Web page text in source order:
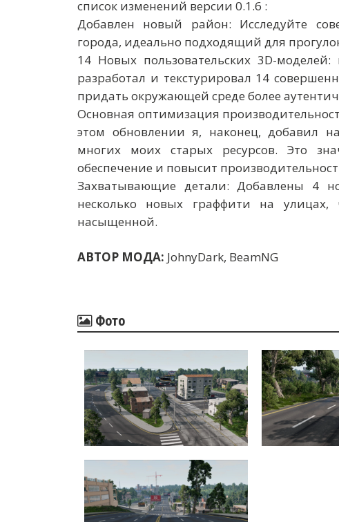
список изменений версии 0.1.6 :
Добавлен новый район: Исследуйте
города, идеально подходящий для
14 Новых пользовательских 3D-
разработал и текстурировал 14
придать окружающей среде более
Основная оптимизация
этом обновлении я, наконец, добавил
многих моих старых ресурсов. Это
обеспечение и повысит
Захватывающие детали: Добавлены 4
несколько новых граффити на
насыщенной.
АВТОР МОДА: JohnyDark, BeamNG
Фото